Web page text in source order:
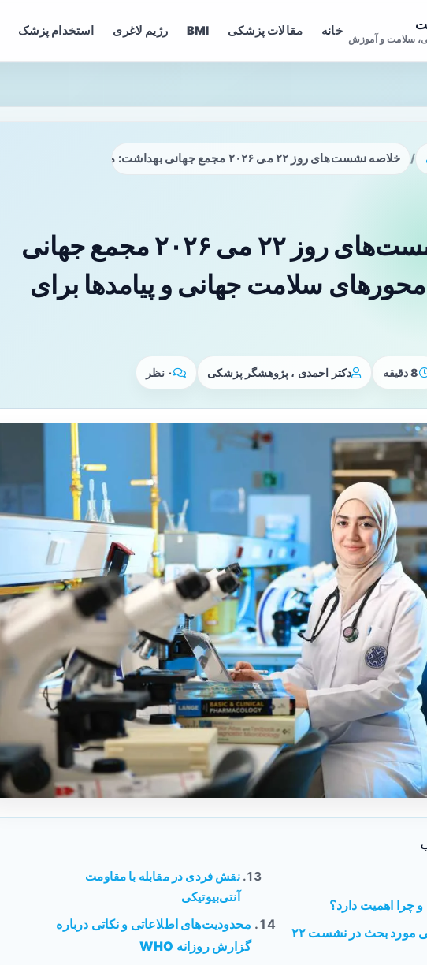
سلامت و آموزش
خانه مقالات پزشکی BMI رژیم لاغری استخدام پزشک
/ خلاصه نشست‌های روز ۲۲ می ۲۰۲۶ مجمع جهانی بهداشت: محورهای سلامت جهانی و پیامدها برای بیماران
خلاصه نشست‌های روز ۲۲ می ۲۰۲۶ مجمع جهانی
سلامت جهانی و پیامدها برای
8 دقیقه دکتر احمدی ، پژوهشگر پزشکی ۰ نظر
محورهای اصلی مورد بحث در نشست ۲۲
نقش فردی در مقابله با مقاومت
آنتی‌بیوتیکی
محدودیت‌های اطلاعاتی و نکاتی درباره
گزارش روزانه WHO